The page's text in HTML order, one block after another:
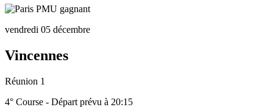
vendredi 05 décembre
Vincennes
Réunion 1
4° Course - Départ prévu à 20:15